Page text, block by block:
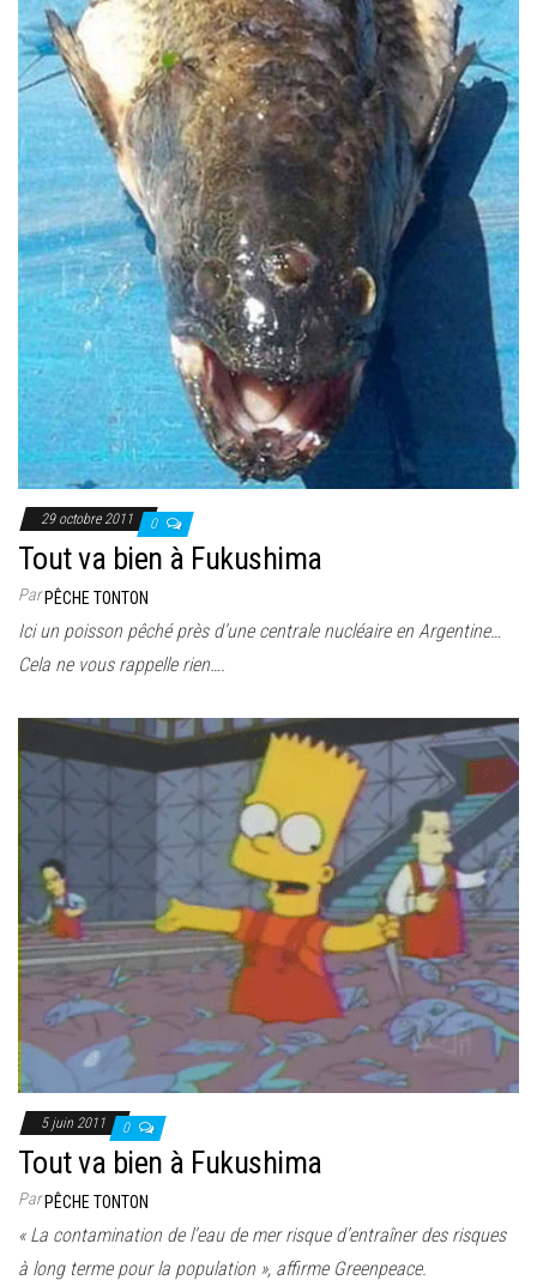
29 octobre 2011 0
Tout va bien à Fukushima
ParPÊCHE TONTON
Ici un poisson pêché près d’une centrale nucléaire en Argentine…
Cela ne vous rappelle rien….
5 juin 2011 0
Tout va bien à Fukushima
ParPÊCHE TONTON
« La contamination de l’eau de mer risque d’entraîner des risques
à long terme pour la population », affirme Greenpeace.